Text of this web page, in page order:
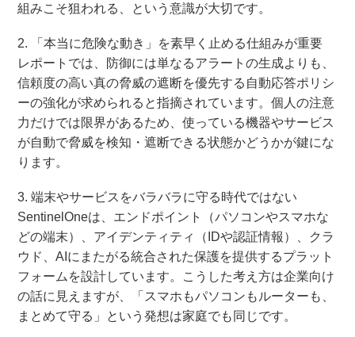
組みこそ狙われる、という意識が大切です。
2. 「本当に危険な動き」を素早く止める仕組みが重要
レポートでは、防御には単なるアラートの生成よりも、
信頼度の高い真の脅威の遮断を優先する自動応答ポリシ
ーの強化が求められると指摘されています。個人の注意
力だけでは限界があるため、使っている機器やサービス
が自動で脅威を検知・遮断できる状態かどうかが鍵にな
ります。
3. 端末やサービスをバラバラに守る時代ではない
SentinelOneは、エンドポイント（パソコンやスマホな
どの端末）、アイデンティティ（IDや認証情報）、クラ
ウド、AIにまたがる統合された保護を提供するプラット
フォームを設計しています。こうした考え方は企業向け
の話に見えますが、「スマホもパソコンもルーターも、
まとめて守る」という発想は家庭でも同じです。